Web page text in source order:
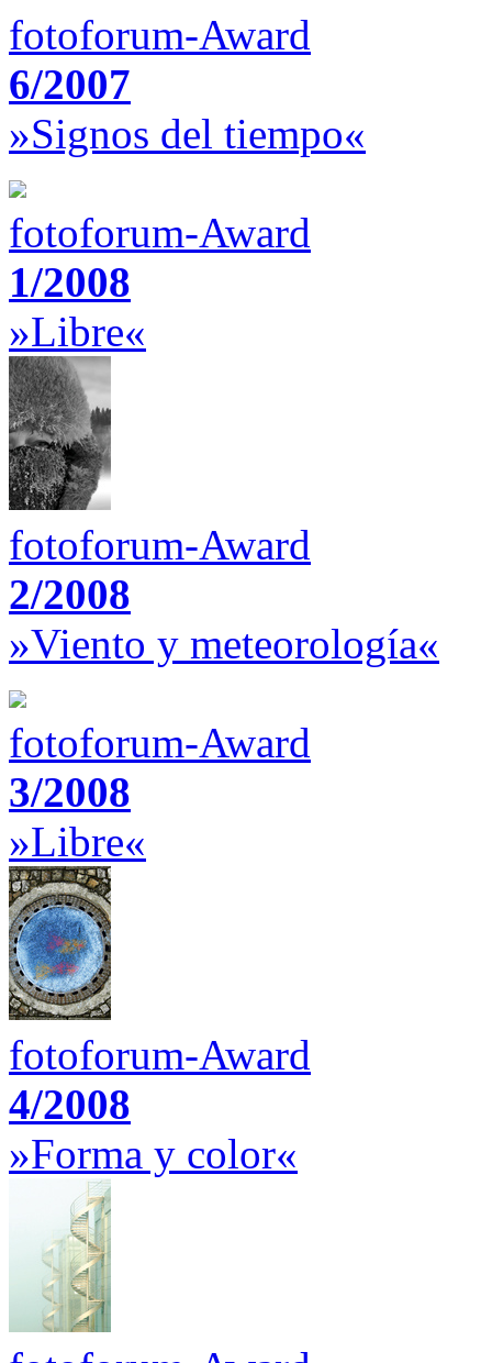
fotoforum-Award
6/2007
»Signos del tiempo«
fotoforum-Award
1/2008
»Libre«
fotoforum-Award
2/2008
»Viento y meteorología«
fotoforum-Award
3/2008
»Libre«
fotoforum-Award
4/2008
»Forma y color«